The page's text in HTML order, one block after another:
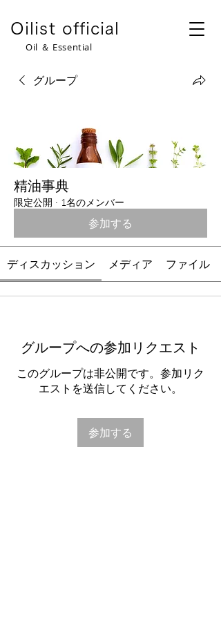
​Oilist official
​Oil ＆ Essential
グループ
精油事典
限定公開 · 1名のメンバー
参加する
ディスカッション メディア ファイル
グループへの参加リクエスト
このグループは非公開です。参加リク
エストを送信してください。
参加する